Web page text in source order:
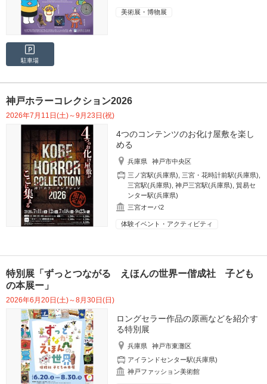
美術展・博物展
駐車場
神戸ホラーコレクション2026
2026年7月11日(土)～9月23日(祝)
4つのコンテンツのお化け屋敷を楽し
める
兵庫県
神戸市中央区
三ノ宮駅(兵庫県)
三宮・花時計前駅(兵庫県)
三宮駅(兵庫県) ,神戸三宮駅(兵庫県)
貿易セ
ンター駅(兵庫県)
三宮オーパ2
体験イベント・アクティビティ
特別展「ずっとつながる えほんの世界ー偕成社 子ども
の本展ー」
2026年6月20日(土)～8月30日(日)
ロングセラー作品の原画などを紹介す
る特別展
兵庫県
神戸市東灘区
アイランドセンター駅(兵庫県)
神戸ファッション美術館